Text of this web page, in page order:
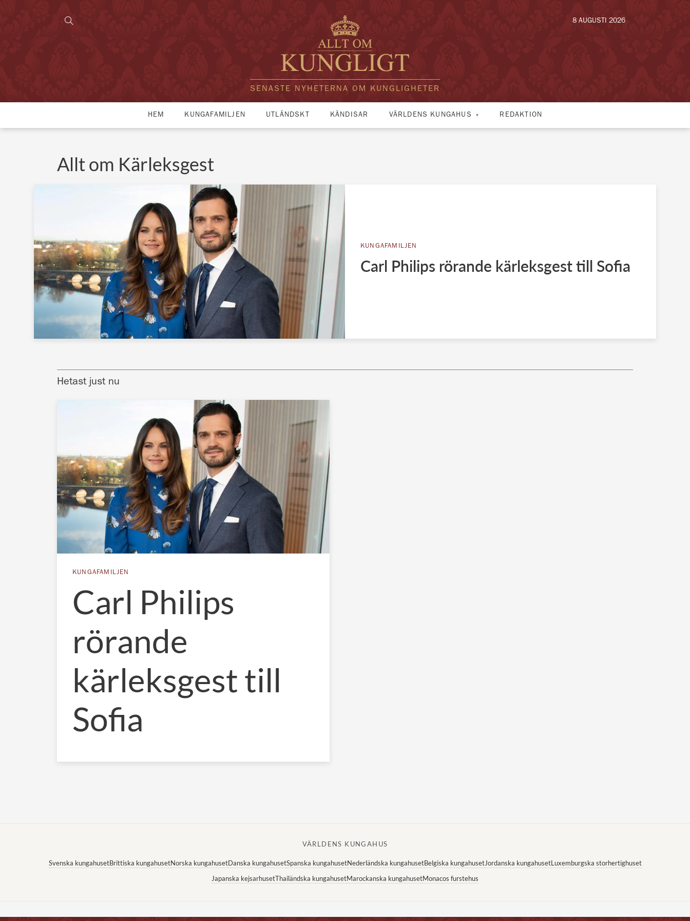
SENASTE NYHETERNA OM KUNGLIGHETER
8 AUGUSTI 2026
HEM KUNGAFAMILJEN UTLÄNDSKT KÄNDISAR VÄRLDENS KUNGAHUS REDAKTION
Allt om Kärleksgest
KUNGAFAMILJEN
Carl Philips rörande kärleksgest till Sofia
Hetast just nu
KUNGAFAMILJEN
Carl Philips
rörande
kärleksgest till
Sofia
VÄRLDENS KUNGAHUS
Svenska kungahusetBrittiska kungahusetNorska kungahusetDanska kungahusetSpanska kungahusetNederländska kungahusetBelgiska kungahusetJordanska kungahusetLuxemburgska storhertighuset
Japanska kejsarhusetThailändska kungahusetMarockanska kungahusetMonacos furstehus